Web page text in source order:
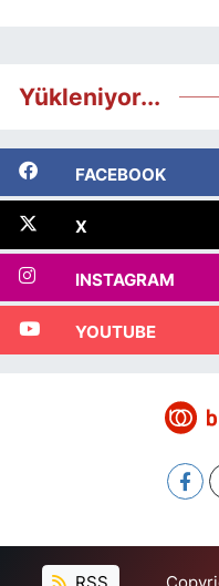
Yükleniyor...
FACEBOOK
X
INSTAGRAM
YOUTUBE